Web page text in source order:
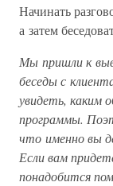
Начинать
а затем
Мы пришли к
беседы с
увидеть, каким
программы.
что именно вы
Если вам
понадобится